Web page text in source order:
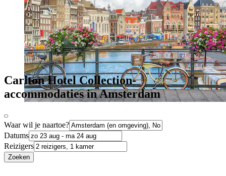
Carlton Hotel Collection-
accommodaties in Amsterdam
Waar wil je naartoe?
Datums
Reizigers
Zoeken